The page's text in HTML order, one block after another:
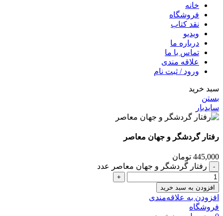
خانه
فروشگاه
نقد کتاب
ویدیو
درباره‌ ما
تماس با ما
علاقه مندی
ورود / ثبت نام
سبد خرید
بستن
سایدبار
رفتار گردشگر و جهان معاصر
445,000 تومان
رفتار گردشگر و جهان معاصر عدد
افزودن به سبد خرید
افزودن به علاقه‌مندی
فروشگاه